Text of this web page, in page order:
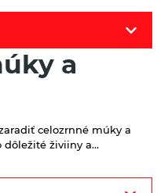
a
celozrnné múky a
dôležité živiiny a…